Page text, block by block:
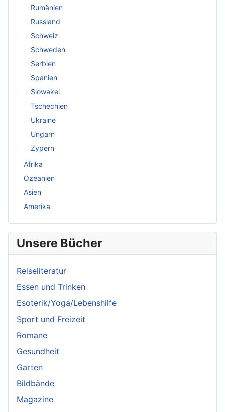
Rumänien
Russland
Schweiz
Schweden
Serbien
Spanien
Slowakei
Tschechien
Ukraine
Ungarn
Zypern
Afrika
Ozeanien
Asien
Amerika
Unsere Bücher
Reiseliteratur
Essen und Trinken
Esoterik/Yoga/Lebenshilfe
Sport und Freizeit
Romane
Gesundheit
Garten
Bildbände
Magazine